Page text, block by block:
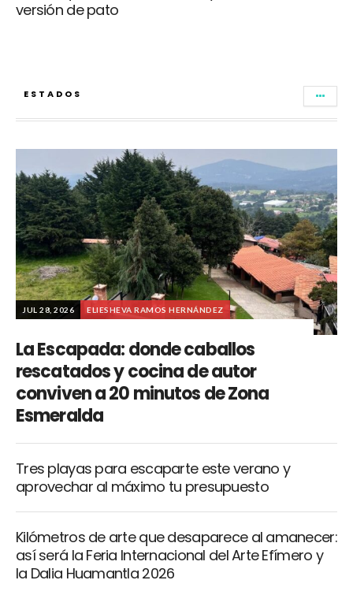
versión de pato
ESTADOS
JUL 28, 2026 ELIESHEVA RAMOS HERNÁNDEZ
La Escapada: donde caballos
rescatados y cocina de autor
conviven a 20 minutos de Zona
Esmeralda
Tres playas para escaparte este verano y
aprovechar al máximo tu presupuesto
Kilómetros de arte que desaparece al amanecer:
así será la Feria Internacional del Arte Efímero y
la Dalia Huamantla 2026